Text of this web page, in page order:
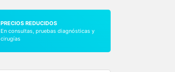
PRECIOS REDUCIDOS
En consultas, pruebas diagnósticas y
cirugías